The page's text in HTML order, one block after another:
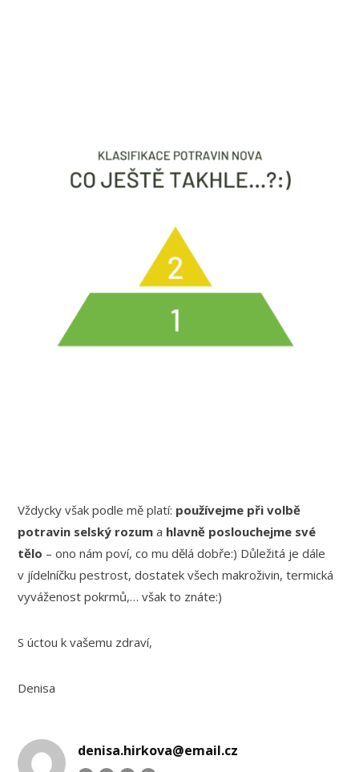
Vždycky však podle mě platí: používejme při volbě
potravin selský rozum a hlavně poslouchejme své
tělo – ono nám poví, co mu dělá dobře:) Důležitá je dále
v jídelníčku pestrost, dostatek všech makroživin, termická
vyváženost pokrmů,… však to znáte:)
S úctou k vašemu zdraví,
Denisa
denisa.hirkova@email.cz